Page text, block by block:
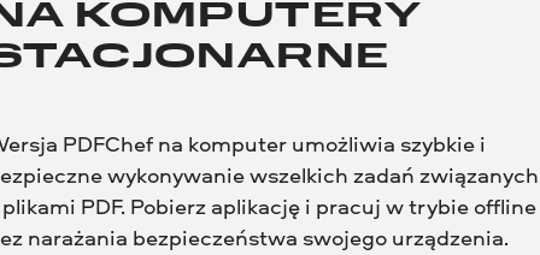
KOMPUTERY
PDFChef na komputer umożliwia szybkie i
wykonywanie wszelkich zadań związanych
PDF. Pobierz aplikację i pracuj w trybie offline
narażania bezpieczeństwa swojego urządzenia.